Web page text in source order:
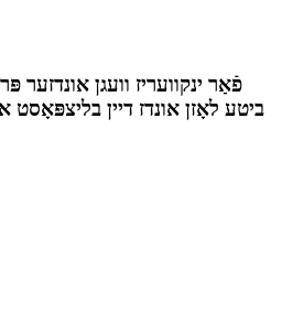
פֿאַר ינקוועריז וועגן
ביטע לאָזן אונדז דיין בליצפּאָסט